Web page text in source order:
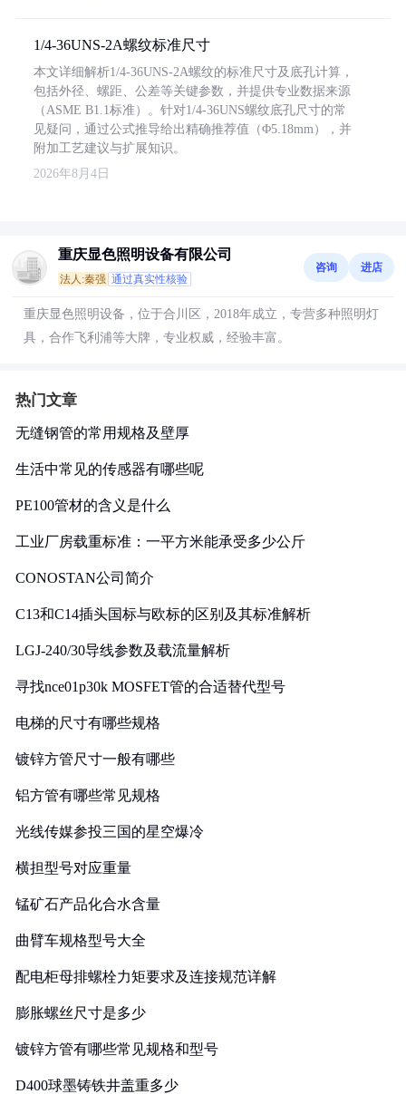
1/4-36UNS-2A螺纹标准尺寸
本文详细解析1/4-36UNS-2A螺纹的标准尺寸及底孔计算，
包括外径、螺距、公差等关键参数，并提供专业数据来源
（ASME B1.1标准）。针对1/4-36UNS螺纹底孔尺寸的常
见疑问，通过公式推导给出精确推荐值（Φ5.18mm），并
附加工艺建议与扩展知识。
2026年8月4日
重庆显色照明设备有限公司
法人:秦强 通过真实性核验
咨询 进店
重庆显色照明设备，位于合川区，2018年成立，专营多种照明灯
具，合作飞利浦等大牌，专业权威，经验丰富。
热门文章
无缝钢管的常用规格及壁厚
生活中常见的传感器有哪些呢
PE100管材的含义是什么
工业厂房载重标准：一平方米能承受多少公斤
CONOSTAN公司简介
C13和C14插头国标与欧标的区别及其标准解析
LGJ-240/30导线参数及载流量解析
寻找nce01p30k MOSFET管的合适替代型号
电梯的尺寸有哪些规格
镀锌方管尺寸一般有哪些
铝方管有哪些常见规格
光线传媒参投三国的星空爆冷
横担型号对应重量
锰矿石产品化合水含量
曲臂车规格型号大全
配电柜母排螺栓力矩要求及连接规范详解
膨胀螺丝尺寸是多少
镀锌方管有哪些常见规格和型号
D400球墨铸铁井盖重多少